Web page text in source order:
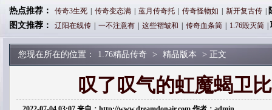
热点推荐： 传奇3生死 传奇变态满 蓝月传奇托 传奇怪物如 新开复古传
图文推荐：
辽阳在线传 一不注意有 这些褶皱和 传奇血条简 1.76毁灭简
您现在所在的位置： 1.76精品传奇 > 精品版本 > 正文
叹了叹气的虹魔蝎卫